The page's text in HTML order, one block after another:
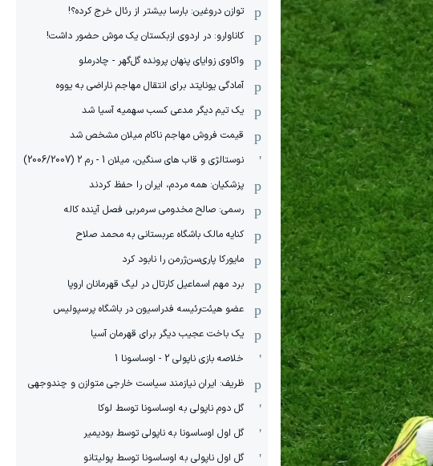
توازن دروغین: بارسا بیشتر از رئال خرج کرده؟!
کاناوارو: در اردوی ازبکستان یک موش حضور داشت!
واکاوی زوایای پنهان پرونده گل‌گهر - چادرملو
آمادگی یونایتد برای انتقال مهاجم ناراضی به یووه
یک تیم دیگر مدعی کسب سهمیه آسیا شد
قیمت فروش مهاجم ناکام میلان مشخص شد
نوستالژی و قاب های سنگین، میلان 1 - رم 2 (2006/2007)
پزشکیان: همه مردم، ایران را حفظ کردند
رسمی: صالح مخدومی سرمربی فصل آینده کاله
کنایه مالک باشگاه عربستانی به محمد صلاح
مایورکا پاری‌سن‌ژرمن را نابود کرد
برد مهم اسماعیل کارتال در لیگ قهرمانان اروپا
عضو هیئت‌رئیسه فدراسیون در باشگاه پرسپولیس
یک باخت عجیب دیگر برای قهرمان آسیا
خلاصه بازی ناپولی 2 - اوساسونا 1
ظریف: ایران نیازمند سیاست خارجی متوازن و چندوجهی
گل دوم ناپولی به اوساسونا توسط لوکا
گل اول اوساسونا به ناپولی توسط بودیمیر
گل اول ناپولی به اوساسونا توسط پولیتانو